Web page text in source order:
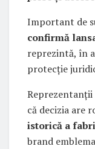
Important de
confirmă
reprezintă, în
protecție
Reprezentanții
că decizia are
istorică a
brand